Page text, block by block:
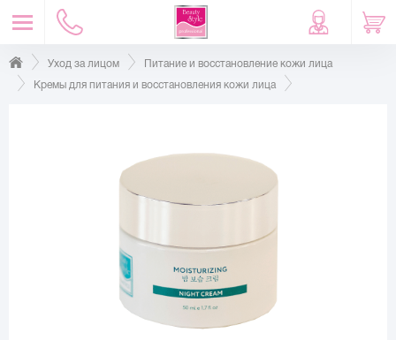
Уход за лицом
Питание и восстановление кожи лица
Кремы для питания и восстановления кожи лица